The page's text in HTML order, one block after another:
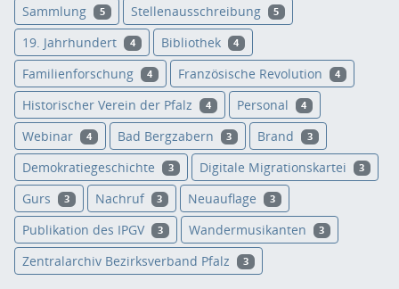
Sammlung 5 Stellenausschreibung 5
19. Jahrhundert 4 Bibliothek 4
Familienforschung 4 Französische Revolution 4
Historischer Verein der Pfalz 4 Personal 4
Webinar 4 Bad Bergzabern 3 Brand 3
Demokratiegeschichte 3 Digitale Migrationskartei 3
Gurs 3 Nachruf 3 Neuauflage 3
Publikation des IPGV 3 Wandermusikanten 3
Zentralarchiv Bezirksverband Pfalz 3